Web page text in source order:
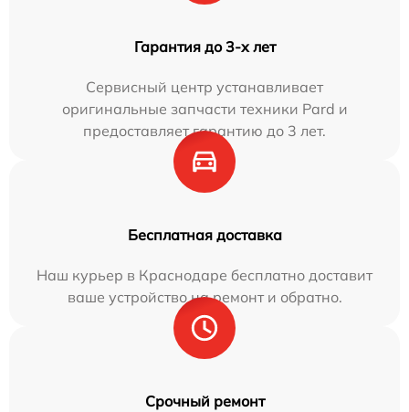
Гарантия до 3-х лет
Сервисный центр устанавливает
оригинальные запчасти техники Pard и
предоставляет гарантию до 3 лет.
Бесплатная доставка
Наш курьер в Краснодаре бесплатно доставит
ваше устройство на ремонт и обратно.
Срочный ремонт